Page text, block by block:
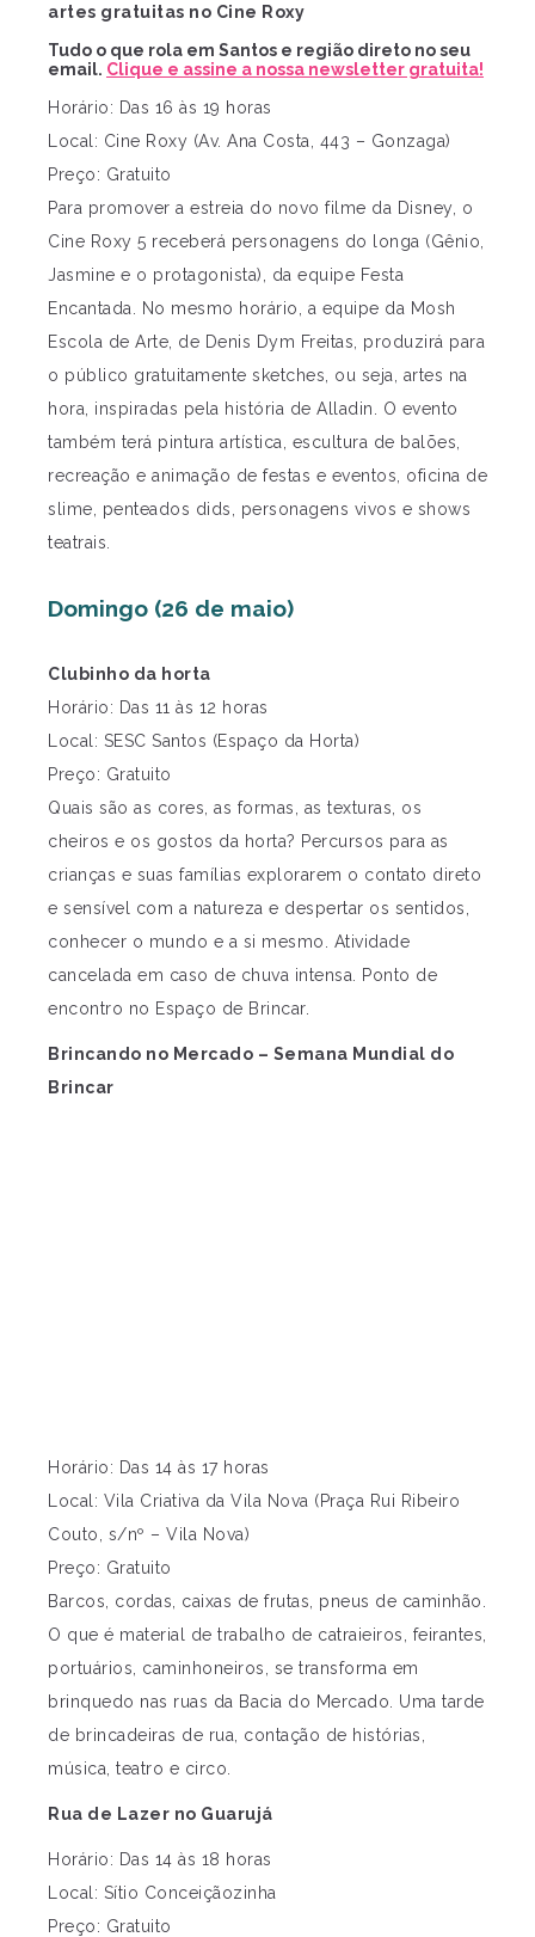
artes gratuitas no Cine Roxy
Tudo o que rola em Santos e região direto no seu
email. Clique e assine a nossa newsletter gratuita!
Horário: Das 16 às 19 horas
Local: Cine Roxy (Av. Ana Costa, 443 – Gonzaga)
Preço: Gratuito
Para promover a estreia do novo filme da Disney, o
Cine Roxy 5 receberá personagens do longa (Gênio,
Jasmine e o protagonista), da equipe Festa
Encantada. No mesmo horário, a equipe da Mosh
Escola de Arte, de Denis Dym Freitas, produzirá para
o público gratuitamente sketches, ou seja, artes na
hora, inspiradas pela história de Alladin. O evento
também terá pintura artística, escultura de balões,
recreação e animação de festas e eventos, oficina de
slime, penteados dids, personagens vivos e shows
teatrais.
Domingo (26 de maio)
Clubinho da horta
Horário: Das 11 às 12 horas
Local: SESC Santos (Espaço da Horta)
Preço: Gratuito
Quais são as cores, as formas, as texturas, os
cheiros e os gostos da horta? Percursos para as
crianças e suas famílias explorarem o contato direto
e sensível com a natureza e despertar os sentidos,
conhecer o mundo e a si mesmo. Atividade
cancelada em caso de chuva intensa. Ponto de
encontro no Espaço de Brincar.
Brincando no Mercado – Semana Mundial do
Brincar
Horário: Das 14 às 17 horas
Local: Vila Criativa da Vila Nova (Praça Rui Ribeiro
Couto, s/nº – Vila Nova)
Preço: Gratuito
Barcos, cordas, caixas de frutas, pneus de caminhão.
O que é material de trabalho de catraieiros, feirantes,
portuários, caminhoneiros, se transforma em
brinquedo nas ruas da Bacia do Mercado. Uma tarde
de brincadeiras de rua, contação de histórias,
música, teatro e circo.
Rua de Lazer no Guarujá
Horário: Das 14 às 18 horas
Local: Sítio Conceiçãozinha
Preço: Gratuito